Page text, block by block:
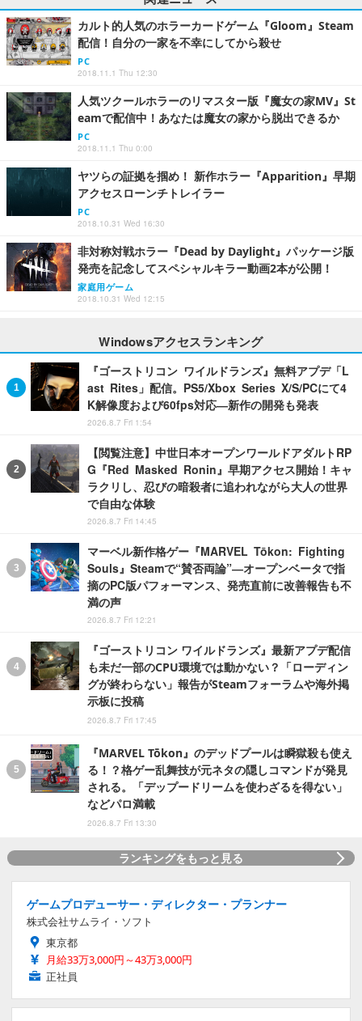
カルト的人気のホラーカードゲーム『Gloom』Steam
配信！自分の一家を不幸にしてから殺せ
PC
2018.11.1 Thu 12:30
人気ツクールホラーのリマスター版『魔女の家MV』St
eamで配信中！あなたは魔女の家から脱出できるか
PC
2018.11.1 Thu 0:00
ヤツらの証拠を掴め！ 新作ホラー『Apparition』早期
アクセスローンチトレイラー
PC
2018.10.31 Wed 16:30
非対称対戦ホラー『Dead by Daylight』パッケージ版
発売を記念してスペシャルキラー動画2本が公開！
家庭用ゲーム
2018.10.31 Wed 12:15
Windowsアクセスランキング
『ゴーストリコン ワイルドランズ』無料アプデ「L
ast Rites」配信。PS5/Xbox Series X/S/PCにて4
K解像度および60fps対応―新作の開発も発表
2026.8.7 Fri 1:54
【閲覧注意】中世日本オープンワールドアダルトRP
G『Red Masked Ronin』早期アクセス開始！キャ
ラクリし、忍びの暗殺者に追われながら大人の世界
で自由な体験
2026.8.7 Fri 14:45
マーベル新作格ゲー『MARVEL Tōkon: Fighting
Souls』Steamで“賛否両論”―オープンベータで指
摘のPC版パフォーマンス、発売直前に改善報告も不
満の声
2026.8.7 Fri 12:21
『ゴーストリコン ワイルドランズ』最新アプデ配信
も未だ一部のCPU環境では動かない？「ローディン
グが終わらない」報告がSteamフォーラムや海外掲
示板に投稿
2026.8.7 Fri 17:45
『MARVEL Tōkon』のデッドプールは瞬獄殺も使え
る！？格ゲー乱舞技が元ネタの隠しコマンドが発見
される。「デップードリームを使わざるを得ない」
などパロ満載
2026.8.7 Fri 13:30
ランキングをもっと見る
ゲームプロデューサー・ディレクター・プランナー
株式会社サムライ・ソフト
東京都
月給33万3,000円～43万3,000円
正社員